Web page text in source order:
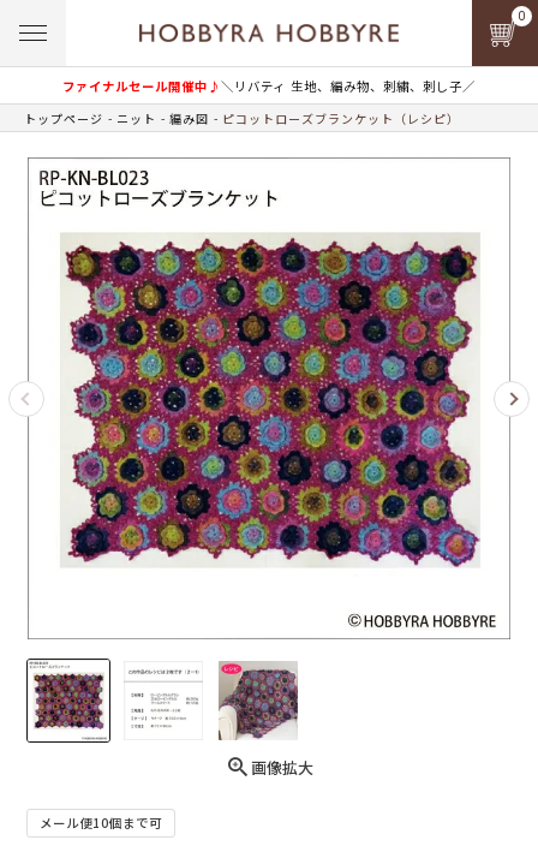
ファイナルセール開催中♪＼リバティ 生地、編み物、刺繍、刺し子／
0
トップページ ニット 編み図 ピコットローズブランケット（レシピ）
画像拡大
メール便10個まで可